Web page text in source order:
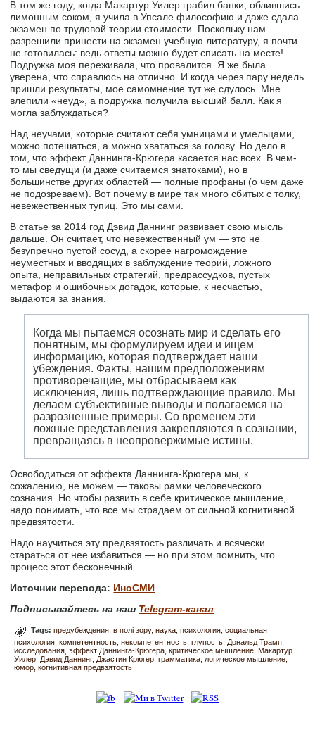
В том же году, когда Макартур Уилер грабил банки, облившись
лимонным соком, я учила в Упсале философию и даже сдала
экзамен по трудовой теории стоимости. Поскольку нам
разрешили принести на экзамен учебную литературу, я почти
не готовилась: ведь ответы можно будет списать на месте!
Подружка моя переживала, что провалится. Я же была
уверена, что справлюсь на отлично. И когда через пару недель
пришли результаты, мое самомнение тут же сдулось. Мне
влепили «неуд», а подружка получила высший балл. Как я
могла заблуждаться?
Над неучами, которые считают себя умницами и умельцами,
можно потешаться, а можно хвататься за голову. Но дело в
том, что эффект Даннинга-Крюгера касается нас всех. В чем-
то мы сведущи (и даже считаемся знатоками), но в
большинстве других областей — полные профаны (о чем даже
не подозреваем). Вот почему в мире так много сбитых с толку,
невежественных тупиц. Это мы сами.
В статье за 2014 год Дэвид Даннинг развивает свою мысль
дальше. Он считает, что невежественный ум — это не
безупречно пустой сосуд, а скорее нагромождение
неуместных и вводящих в заблуждение теорий, ложного
опыта, неправильных стратегий, предрассудков, пустых
метафор и ошибочных догадок, которые, к несчастью,
выдаются за знания.
Когда мы пытаемся осознать мир и сделать его
понятным, мы формулируем идеи и ищем
информацию, которая подтверждает наши
убеждения. Факты, нашим предположениям
противоречащие, мы отбрасываем как
исключения, лишь подтверждающие правило. Мы
делаем субъективные выводы и полагаемся на
разрозненные примеры. Со временем эти
ложные представления закрепляются в сознании,
превращаясь в неопровержимые истины.
Освободиться от эффекта Даннинга-Крюгера мы, к
сожалению, не можем — таковы рамки человеческого
сознания. Но чтобы развить в себе критическое мышление,
надо понимать, что все мы страдаем от сильной когнитивной
предвзятости.
Надо научиться эту предвзятость различать и всячески
стараться от нее избавиться — но при этом помнить, что
процесс этот бесконечный.
Источник перевода: ИноСМИ
Подписывайтесь на наш Telegram-канал
Tags:предубеждения в полі зору наука психология социальная
психология компетентность некомпетентность глупость Дональд Трамп
исследования эффект Даннинга-Крюгера критическое мышление Макартур
Уилер Дэвид Даннинг Джастин Крюгер грамматика логическое мышление
юмор когнитивная предвзятость